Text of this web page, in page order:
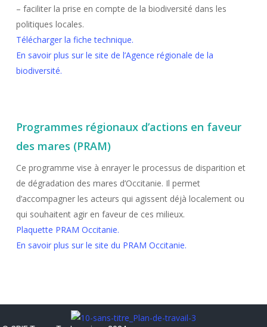
– faciliter la prise en compte de la biodiversité dans les
politiques locales.
Télécharger la fiche technique.
En savoir plus sur le site de l’Agence régionale de la
biodiversité.
Programmes régionaux d’actions en faveur
des mares (PRAM)
Ce programme vise à enrayer le processus de disparition et
de dégradation des mares d’Occitanie. Il permet
d’accompagner les acteurs qui agissent déjà localement ou
qui souhaitent agir en faveur de ces milieux.
Plaquette PRAM Occitanie.
En savoir plus sur le site du PRAM Occitanie.